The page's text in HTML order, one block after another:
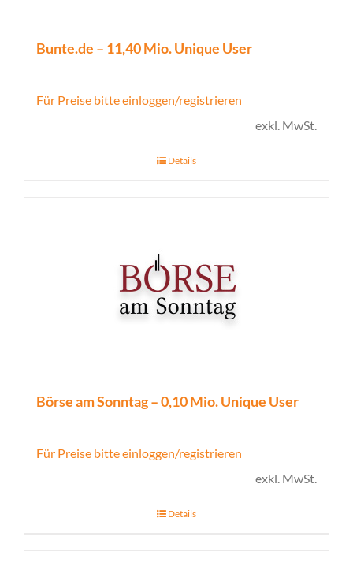
Bunte.de – 11,40 Mio. Unique User
Für Preise bitte einloggen/registrieren
exkl. MwSt.
Details
Börse am Sonntag – 0,10 Mio. Unique User
Für Preise bitte einloggen/registrieren
exkl. MwSt.
Details